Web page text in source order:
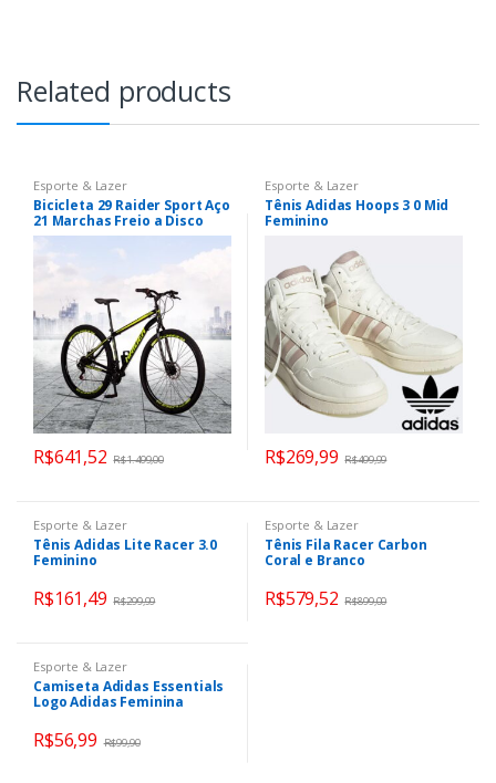
Related products
Esporte & Lazer
Bicicleta 29 Raider Sport Aço
21 Marchas Freio a Disco
R$641,52 R$1.499,00
Esporte & Lazer
Tênis Adidas Hoops 3 0 Mid
Feminino
R$269,99 R$499,99
Esporte & Lazer
Tênis Adidas Lite Racer 3.0
Feminino
R$161,49 R$299,99
Esporte & Lazer
Tênis Fila Racer Carbon
Coral e Branco
R$579,52 R$899,00
Esporte & Lazer
Camiseta Adidas Essentials
Logo Adidas Feminina
R$56,99 R$99,90